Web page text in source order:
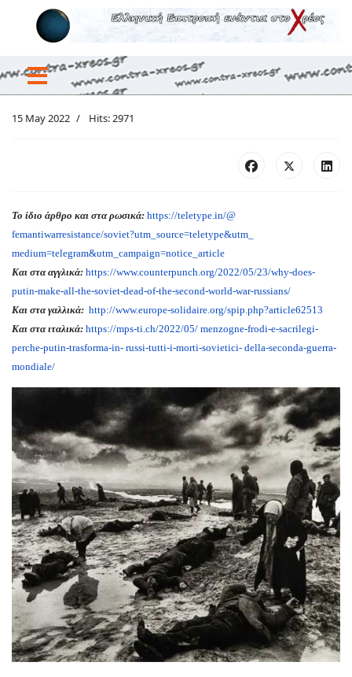
15 May 2022 Hits: 2971
Το ίδιο άρθρο και στα ρωσικά: https://teletype.in/@
femantiwarresistance/soviet?utm_source=teletype&utm_
medium=telegram&utm_campaign=notice_article
Και στα αγγλικά: https://www.counterpunch.org/2022/05/23/why-does-
putin-make-all-the-soviet-dead-of-the-second-world-war-russians/
Και στα γαλλικά: http://www.europe-solidaire. org/spip.php?article62513
Και στα ιταλικά: https://mps-ti.ch/2022/05/ menzogne-frodi-e-sacrilegi-
perche-putin-trasforma-in- russi-tutti-i-morti-sovietici- della-seconda-guerra-
mondiale/